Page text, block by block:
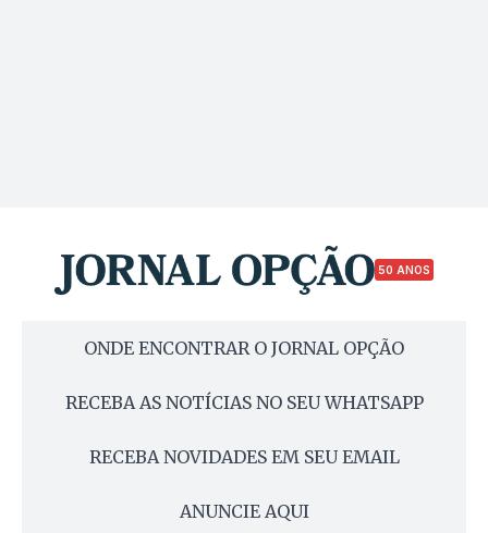
50 ANOS
ONDE ENCONTRAR O JORNAL OPÇÃO
RECEBA AS NOTÍCIAS NO SEU WHATSAPP
RECEBA NOVIDADES EM SEU EMAIL
ANUNCIE AQUI